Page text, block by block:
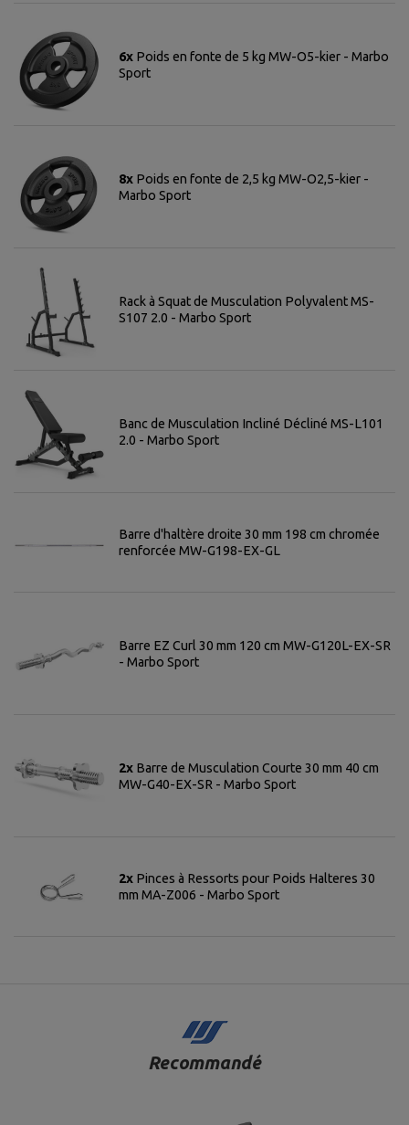
6x Poids en fonte de 5 kg MW-O5-kier - Marbo
Sport
8x Poids en fonte de 2,5 kg MW-O2,5-kier -
Marbo Sport
Rack à Squat de Musculation Polyvalent MS-
S107 2.0 - Marbo Sport
Banc de Musculation Incliné Décliné MS-L101
2.0 - Marbo Sport
Barre d'haltère droite 30 mm 198 cm chromée
renforcée MW-G198-EX-GL
Barre EZ Curl 30 mm 120 cm MW-G120L-EX-SR
- Marbo Sport
2x Barre de Musculation Courte 30 mm 40 cm
MW-G40-EX-SR - Marbo Sport
2x Pinces à Ressorts pour Poids Halteres 30
mm MA-Z006 - Marbo Sport
Recommandé